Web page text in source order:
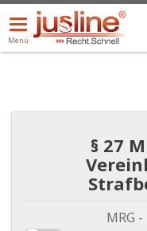
Menü
öffnen/schließen
Menü
ALLE DROPDOWN:
§ 27
MRG